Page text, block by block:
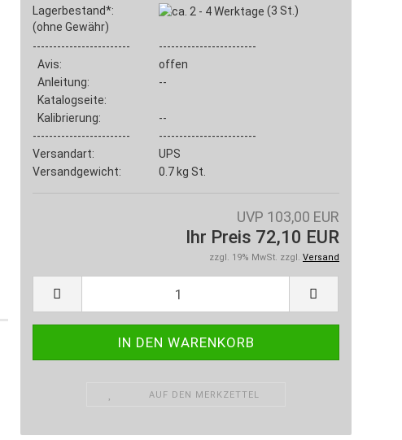
Lagerbestand*:
(ohne Gewähr)
(3 St.)
------------------------
------------------------
Avis:
offen
Anleitung:
--
Katalogseite:
Kalibrierung:
--
------------------------
------------------------
Versandart:
UPS
Versandgewicht:
0.7kg St.
UVP 103,00 EUR
Ihr Preis 72,10 EUR
zzgl. 19% MwSt. zzgl. Versand
AUF DEN MERKZETTEL